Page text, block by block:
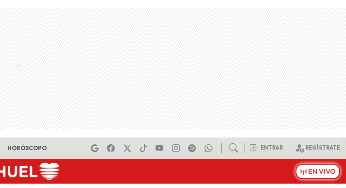
HORÓSCOPO ENTRAR REGÍSTRATE
EN VIVO